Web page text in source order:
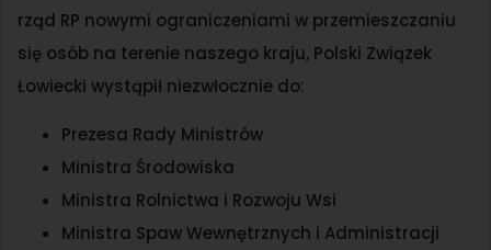
rząd RP nowymi ograniczeniami w przemieszczaniu
się osób na terenie naszego kraju, Polski Związek
Łowiecki wystąpił niezwłocznie do:
Prezesa Rady Ministrów
Ministra Środowiska
Ministra Rolnictwa i Rozwoju Wsi
Ministra Spaw Wewnętrznych i Administracji